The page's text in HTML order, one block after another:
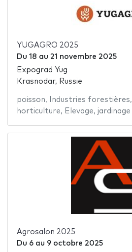
YUGAGRO 2025
Du 18 au 21 novembre 2025
Expograd Yug
Krasnodar, Russie
poisson, Industries forestières,
horticulture, Elevage, jardinage
Agrosalon 2025
Du 6au 9 octobre 2025